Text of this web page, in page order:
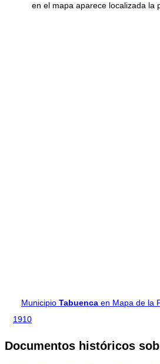
en el mapa aparece localizada la
Municipio Tabuenca en Mapa de la
1910
Documentos históricos